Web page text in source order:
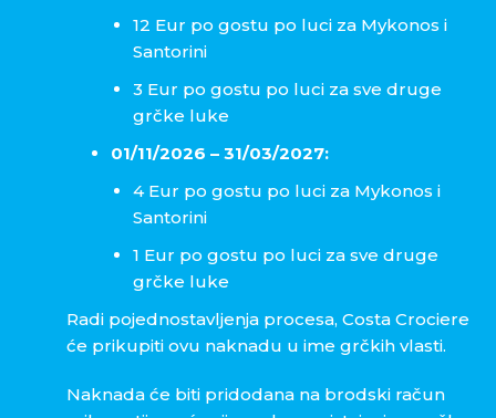
12 Eur po gostu po luci za Mykonos i
Santorini
3 Eur po gostu po luci za sve druge
grčke luke
01/11/2026 – 31/03/2027:
4 Eur po gostu po luci za Mykonos i
Santorini
1 Eur po gostu po luci za sve druge
grčke luke
Radi pojednostavljenja procesa, Costa Crociere
će prikupiti ovu naknadu u ime grčkih vlasti.
Naknada će biti pridodana na brodski račun